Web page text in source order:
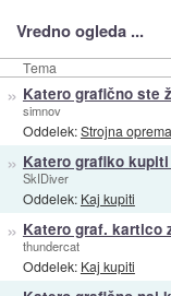
Vredno ogleda ...
Tema
» Katero grafično ste
simnov
Oddelek:Strojna oprema
» Katero grafiko
SkIDiver
Oddelek: Kaj kupiti
» Katero graf. kartico
thundercat
Oddelek: Kaj kupiti